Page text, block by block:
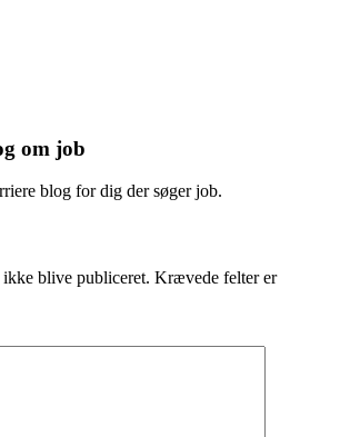
om job
blog for dig der søger job.
blive publiceret. Krævede felter er